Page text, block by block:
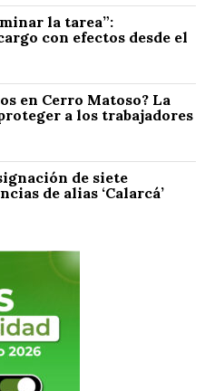
la tarea”:
con efectos desde el
en Cerro Matoso? La
a los trabajadores
de siete
de alias ‘Calarcá’